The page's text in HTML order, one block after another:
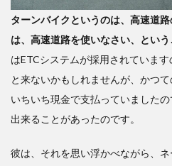
日
本へ
のメ
ターンバイクというのは、高速道
は、高速道路を使いなさい、とい
はETCシステムが採用されていま
と来ないかもしれませんが、かつ
いちいち現金で支払っていました
出来ることがあったのです。
彼は、それを思い浮かべながら、